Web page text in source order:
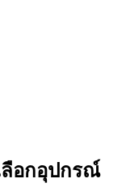
ลือกอุปกรณ์